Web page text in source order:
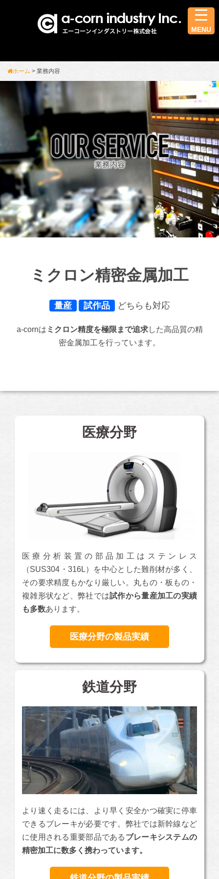
キ
ホーム > 業務内容
ミクロン精密金属加工
量産 試作品 どちらも対応
a-cornは ミクロン精度を極限まで追求した高品質の精
密金属加工を行っています。
医療分野
医療分析装置の部品加工はステンレス
（SUS304・316L）を中心とした難削材が多く、
その要求精度もかなり厳しい。丸もの・板もの・
複雑形状など、弊社では試作から量産加工の実績
も多数あります。
医療分野の製品実績
鉄道分野
より速く走るには、より早く安全かつ確実に停車
できるブレーキが必要です。弊社では新幹線など
に使用される重要部品である ブレーキシステムの
精密加工に数多く携わっています。
MENU